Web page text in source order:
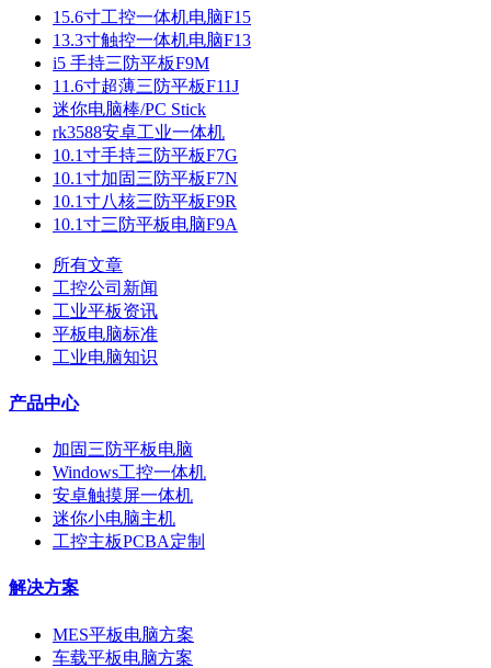
15.6寸工控一体机电脑F15
13.3寸触控一体机电脑F13
i5 手持三防平板F9M
11.6寸超薄三防平板F11J
迷你电脑棒/PC Stick
rk3588安卓工业一体机
10.1寸手持三防平板F7G
10.1寸加固三防平板F7N
10.1寸八核三防平板F9R
10.1寸三防平板电脑F9A
所有文章
工控公司新闻
工业平板资讯
平板电脑标准
工业电脑知识
产品中心
加固三防平板电脑
Windows工控一体机
安卓触摸屏一体机
迷你小电脑主机
工控主板PCBA定制
解决方案
MES平板电脑方案
车载平板电脑方案